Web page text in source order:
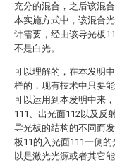
充分的混合，之后该混
本实施方式中，该混合
计需要，经由该导光板
不是白光。
可以理解的，在本发明
样的，现有技术中只要
可以运用到本发明中来
111、出光面112以及反
导光板的结构的不同而
板11的入光面111一侧
以是激光光源或者其它